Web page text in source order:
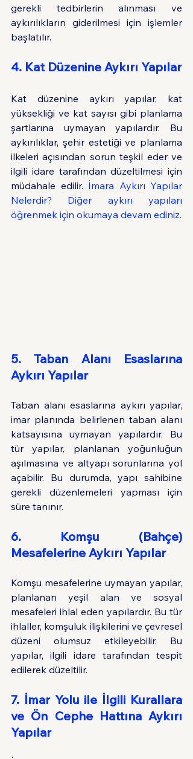
gerekli tedbirlerin alınması ve
aykırılıkların giderilmesi için işlemler
başlatılır.
4. Kat Düzenine Aykırı Yapılar
Kat düzenine aykırı yapılar, kat
yüksekliği ve kat sayısı gibi planlama
şartlarına uymayan yapılardır. Bu
aykırılıklar, şehir estetiği ve planlama
ilkeleri açısından sorun teşkil eder ve
ilgili idare tarafından düzeltilmesi için
müdahale edilir. İmara Aykırı Yapılar
Nelerdir? Diğer aykırı yapıları
öğrenmek için okumaya devam ediniz.
5. Taban Alanı Esaslarına
Aykırı Yapılar
Taban alanı esaslarına aykırı yapılar,
imar planında belirlenen taban alanı
katsayısına uymayan yapılardır. Bu
tür yapılar, planlanan yoğunluğun
aşılmasına ve altyapı sorunlarına yol
açabilir. Bu durumda, yapı sahibine
gerekli düzenlemeleri yapması için
süre tanınır.
6. Komşu (Bahçe)
Mesafelerine Aykırı Yapılar
Komşu mesafelerine uymayan yapılar,
planlanan yeşil alan ve sosyal
mesafeleri ihlal eden yapılardır. Bu tür
ihlaller, komşuluk ilişkilerini ve çevresel
düzeni olumsuz etkileyebilir. Bu
yapılar, ilgili idare tarafından tespit
edilerek düzeltilir.
7. İmar Yolu ile İlgili Kurallara
ve Ön Cephe Hattına Aykırı
Yapılar